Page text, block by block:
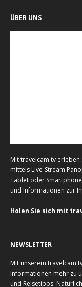
ÜBER UNS
Mit travelcam.tv
mittels Live-Stream
Tablet oder
und Informationen zur
Holen Sie sich mit
NEWSLETTER
Mit unserem
Informationen mehr zu
und Reisetipps.